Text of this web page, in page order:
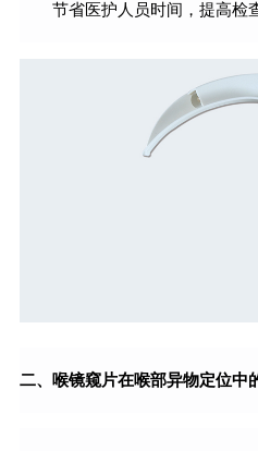
节省医护人员时间，提高检
二、喉镜窥片在喉部异物定位中